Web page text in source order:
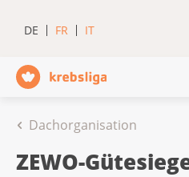
DE FR IT
Dachorganisation
ZEWO-